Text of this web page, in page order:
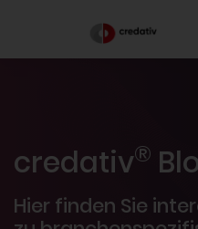
credativ®
Hier finden Sie